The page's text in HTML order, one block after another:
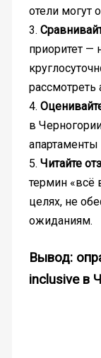
отели могут
3.
приоритет —
рассмотреть
4.
в
апартаменты
5. Читайте
термин «всё
целях, не
ожиданиям.
Вывод:
inclusive в